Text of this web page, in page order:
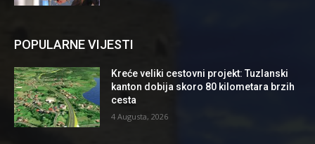
POPULARNE VIJESTI
Kreće veliki cestovni projekt: Tuzlanski
kanton dobija skoro 80 kilometara brzih
cesta
4 Augusta, 2026